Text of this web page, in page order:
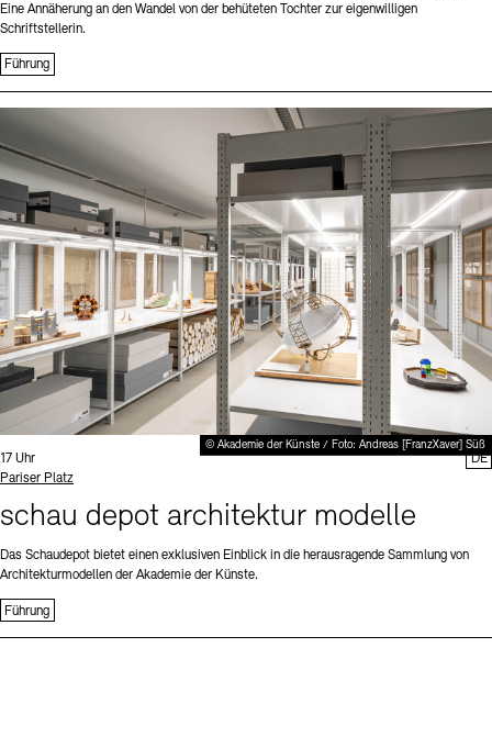
Eine Annäherung an den Wandel von der behüteten Tochter zur eigenwilligen
Schriftstellerin.
Führung
© Akademie der Künste / Foto: Andreas [FranzXaver] Süß
Uhrzeit:
17 Uhr
Standort
Pariser Platz
schau depot architektur modelle
Das Schaudepot bietet einen exklusiven Einblick in die herausragende Sammlung von
Architekturmodellen der Akademie der Künste.
Führung
DE